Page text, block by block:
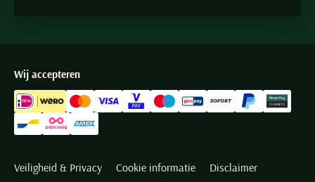
Wij accepteren
Veiligheid & Privacy Cookie informatie
Disclaimer